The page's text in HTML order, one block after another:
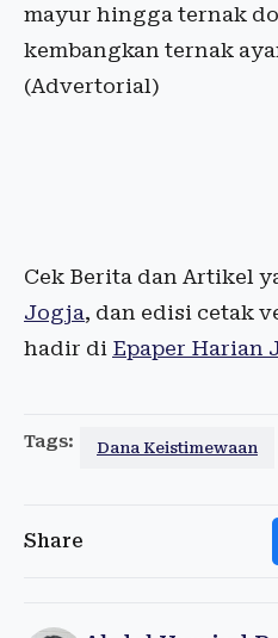
mayur hingga ternak
kembangkan ternak
(Advertorial)
Cek Berita dan Artikel
Jogja, dan edisi cetak
hadir di Epaper Harian
Tags: Dana Keistimewaan
Share